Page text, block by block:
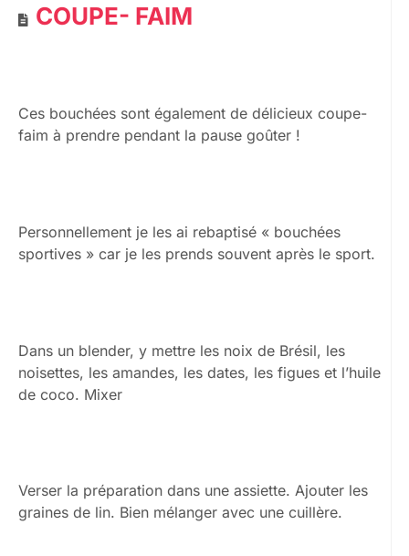
COUPE- FAIM
Ces bouchées sont également de délicieux coupe-
faim à prendre pendant la pause goûter !
Personnellement je les ai rebaptisé « bouchées
sportives » car je les prends souvent après le sport.
Dans un blender, y mettre les noix de Brésil, les
noisettes, les amandes, les dates, les figues et l’huile
de coco. Mixer
Verser la préparation dans une assiette. Ajouter les
graines de lin. Bien mélanger avec une cuillère.